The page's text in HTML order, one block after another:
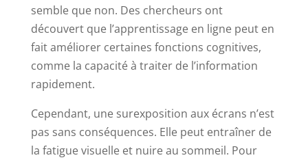
semble que non. Des chercheurs ont
découvert que l’apprentissage en ligne peut en
fait améliorer certaines fonctions cognitives,
comme la capacité à traiter de l’information
rapidement.
Cependant, une surexposition aux écrans n’est
pas sans conséquences. Elle peut entraîner de
la fatigue visuelle et nuire au sommeil. Pour